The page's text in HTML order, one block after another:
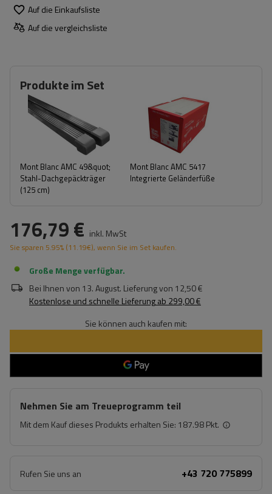
Auf die Einkaufsliste
Auf die vergleichsliste
Produkte im Set
Mont Blanc AMC 49&quot;
Stahl-Dachgepäckträger
(125 cm)
Mont Blanc AMC 5417
Integrierte Geländerfüße
176,79 € inkl. MwSt
Sie sparen 5.95% (11.19€), wenn Sie im Set kaufen.
Große Menge verfügbar
Bei Ihnen von 13. August. Lieferung von 12,50 €
Kostenlose und schnelle Lieferungab 299,00 €
Sie können auch kaufen mit:
Nehmen Sie am Treueprogramm teil
Mit dem Kauf dieses Produkts erhalten Sie: 187.98 Pkt.
Rufen Sie uns an +43 720 775899